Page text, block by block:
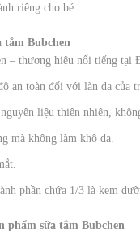
riêng cho bé.
tắm Bubchen
– thương hiệu nổi tiếng tại
an toàn đối với làn da của
liệu thiên nhiên,
mà không làm khô da.
phần chứa 1/3 là kem
phẩm sữa tắm Bubchen